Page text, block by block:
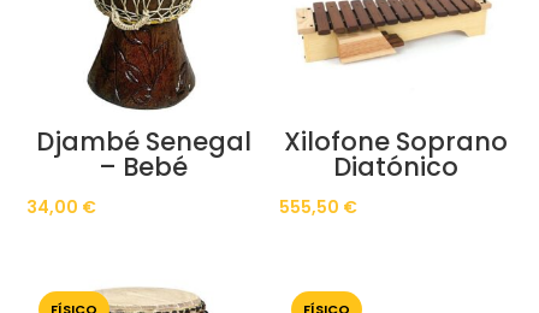
Djambé Senegal
– Bebé
34,00 €
Xilofone Soprano
Diatónico
555,50 €
FÍSICO FÍSICO